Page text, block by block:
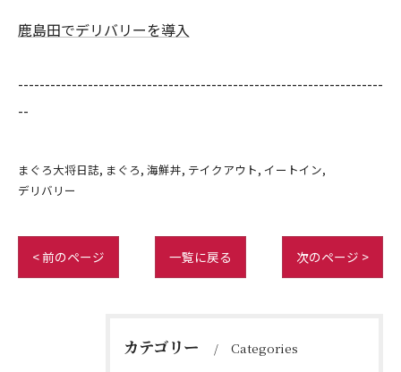
鹿島田でデリバリーを導入
--------------------------------------------------------------------
--
まぐろ大将日誌 まぐろ 海鮮丼 テイクアウト イートイン
デリバリー
< 前のページ 一覧に戻る 次のページ >
カテゴリー Categories